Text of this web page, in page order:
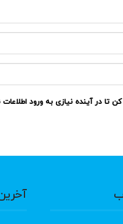
تا در آینده نیازی به ورود